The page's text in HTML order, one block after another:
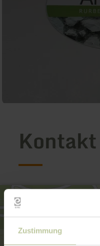
Zustimmung
Kontakt